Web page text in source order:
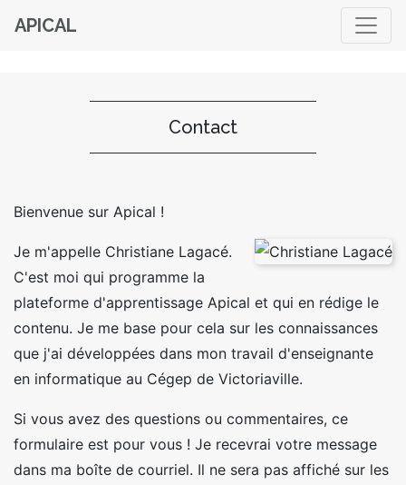
APICAL
Contact
Bienvenue sur Apical !
Je m'appelle Christiane Lagacé.
C'est moi qui programme la
plateforme d'apprentissage Apical et qui en rédige le
contenu. Je me base pour cela sur les connaissances
que j'ai développées dans mon travail d'enseignante
en informatique au Cégep de Victoriaville.
Si vous avez des questions ou commentaires, ce
formulaire est pour vous ! Je recevrai votre message
dans ma boîte de courriel. Il ne sera pas affiché sur les